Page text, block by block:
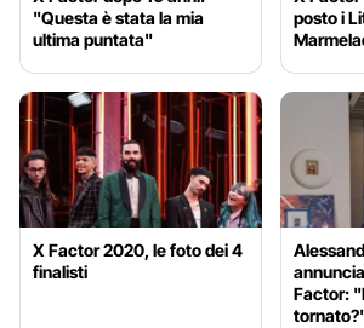
"Questa è stata la mia
ultima puntata"
posto i
X Factor 2020, le foto dei 4
finalisti
Factor: